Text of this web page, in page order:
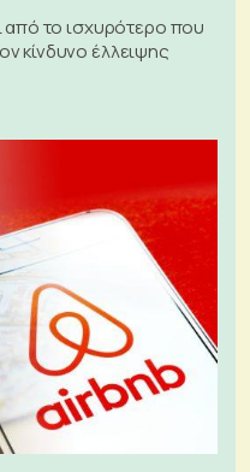
από το ισχυρότερο που
κίνδυνο έλλειψης